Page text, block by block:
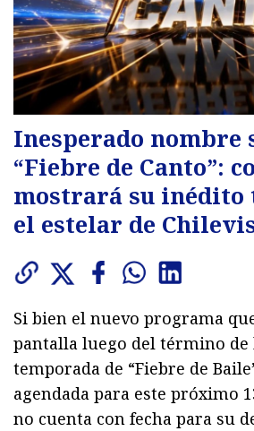
Inesperado nombre
“Fiebre de Canto”:
mostrará su inédito
el estelar de
Si bien el nuevo programa
pantalla luego del término de
temporada de “Fiebre de
agendada para este próximo
no cuenta con fecha para su